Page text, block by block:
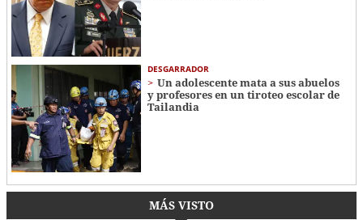
DESGARRADOR
Un adolescente mata a sus abuelos
y profesores en un tiroteo escolar de
Tailandia
MÁS VISTO